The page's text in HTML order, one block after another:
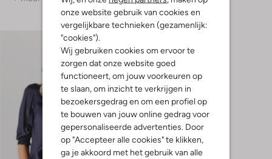
onze website gebruik van cookies en
vergelijkbare technieken (gezamenlijk:
"cookies").
Wij gebruiken cookies om ervoor te
zorgen dat onze website goed
functioneert, om jouw voorkeuren op
te slaan, om inzicht te verkrijgen in
bezoekersgedrag en om een profiel op
te bouwen van jouw online gedrag voor
gepersonaliseerde advertenties. Door
op "Accepteer alle cookies" te klikken,
ga je akkoord met het gebruik van alle
Shop hier